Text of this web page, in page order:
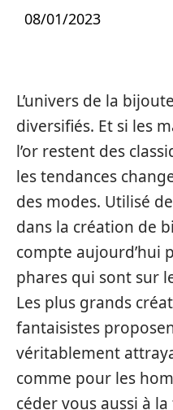
08/01/2023
L’univers de la
diversifiés. Et si les
l’or restent des
les tendances
des modes. Utilisé
dans la création de
compte aujourd’hui
phares qui sont sur
Les plus grands
fantaisistes
véritablement
comme pour les
céder vous aussi à